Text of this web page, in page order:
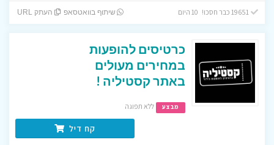
שיתוף בוואטסאפ העתק URL
כרטיסים להופעות
במחירים מעולים
באתר קסטיליה !
מבצע ללא תפוגה
קח דיל